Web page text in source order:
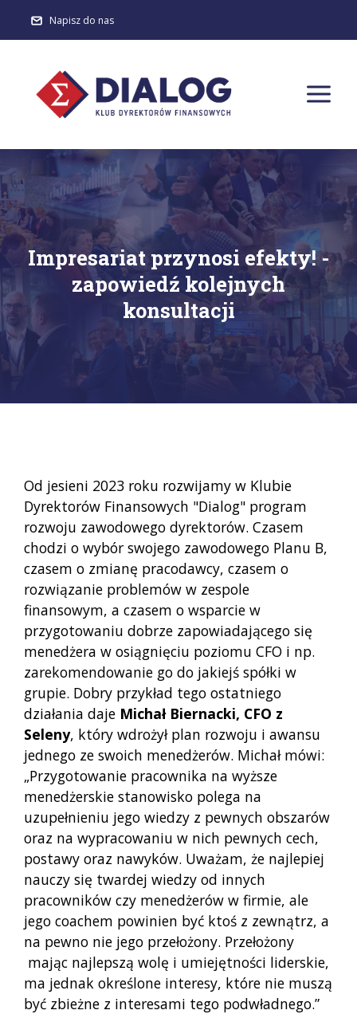
Napisz do nas
Impresariat przynosi efekty! -
zapowiedź kolejnych
konsultacji
Od jesieni 2023 roku rozwijamy w Klubie
Dyrektorów Finansowych "Dialog" program
rozwoju zawodowego dyrektorów. Czasem
chodzi o wybór swojego zawodowego Planu B,
czasem o zmianę pracodawcy, czasem o
rozwiązanie problemów w zespole
finansowym, a czasem o wsparcie w
przygotowaniu dobrze zapowiadającego się
menedżera w osiągnięciu poziomu CFO i np.
zarekomendowanie go do jakiejś spółki w
grupie. Dobry przykład tego ostatniego
działania daje Michał Biernacki, CFO z
Seleny, który wdrożył plan rozwoju i awansu
jednego ze swoich menedżerów. Michał mówi:
„Przygotowanie pracownika na wyższe
menedżerskie stanowisko polega na
uzupełnieniu jego wiedzy z pewnych obszarów
oraz na wypracowaniu w nich pewnych cech,
postawy oraz nawyków. Uważam, że najlepiej
nauczy się twardej wiedzy od innych
pracowników czy menedżerów w firmie, ale
jego coachem powinien być ktoś z zewnątrz, a
na pewno nie jego przełożony. Przełożony
mając najlepszą wolę i umiejętności liderskie,
ma jednak określone interesy, które nie muszą
być zbieżne z interesami tego podwładnego.”